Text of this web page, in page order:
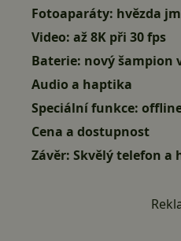
Fotoaparáty: hvězda
Video: až 8K při 30 fps
Baterie: nový šampion
Audio a haptika
Speciální funkce:
Cena a dostupnost
Závěr: Skvělý telefon